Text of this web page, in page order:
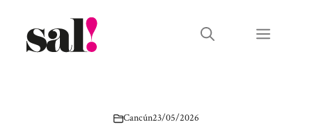
contenido
Menú
Cancún23/05/2026